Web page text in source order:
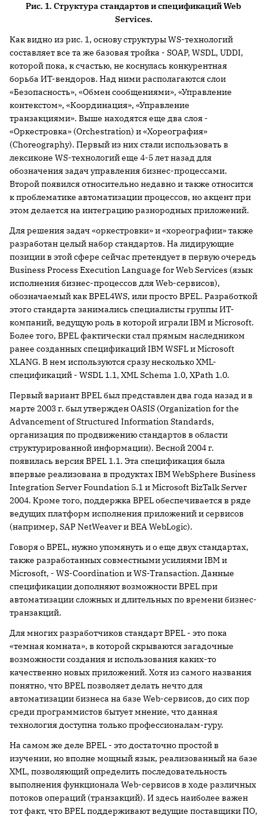
Рис. 1. Структура стандартов и спецификаций Web
Services.
Как видно из рис. 1, основу структуры WS-технологий
составляет все та же базовая тройка - SOAP, WSDL, UDDI,
которой пока, к счастью, не коснулась конкурентная
борьба ИТ-вендоров. Над ними располагаются слои
«Безопасность», «Обмен сообщениями», «Управление
контекстом», «Координация», «Управление
транзакциями». Выше находятся еще два слоя -
«Оркестровка» (Orchestration) и «Хореография»
(Choreography). Первый из них стали использовать в
лексиконе WS-технологий еще 4-5 лет назад для
обозначения задач управления бизнес-процессами.
Второй появился относительно недавно и также относится
к проблематике автоматизации процессов, но акцент при
этом делается на интеграцию разнородных приложений.
Для решения задач «оркестровки» и «хореографии» также
разработан целый набор стандартов. На лидирующие
позиции в этой сфере сейчас претендует в первую очередь
Business Process Execution Language for Web Services (язык
исполнения бизнес-процессов для Web-сервисов),
обозначаемый как BPEL4WS, или просто BPEL. Разработкой
этого стандарта занимались специалисты группы ИТ-
компаний, ведущую роль в которой играли IBM и Microsoft.
Более того, BPEL фактически стал прямым наследником
ранее созданных спецификаций IBM WSFL и Microsoft
XLANG. В нем используются сразу несколько XML-
спецификаций - WSDL 1.1, XML Schema 1.0, XPath 1.0.
Первый вариант BPEL был представлен два года назад и в
марте 2003 г. был утвержден OASIS (Organization for the
Advancement of Structured Information Standards,
организация по продвижению стандартов в области
структурированной информации). Весной 2004 г.
появилась версия BPEL 1.1. Эта спецификация была
впервые реализована в продуктах IBM WebSphere Business
Integration Server Foundation 5.1 и Microsoft BizTalk Server
2004. Кроме того, поддержка BPEL обеспечивается в ряде
ведущих платформ исполнения приложений и сервисов
(например, SAP NetWeaver и BEA WebLogic).
Говоря о BPEL, нужно упомянуть и о еще двух стандартах,
также разработанных совместными усилиями IBM и
Microsoft, - WS-Coordination и WS-Transaction. Данные
спецификации дополняют возможности BPEL при
автоматизации сложных и длительных по времени бизнес-
транзакций.
Для многих разработчиков стандарт BPEL - это пока
«темная комната», в которой скрываются загадочные
возможности создания и использования каких-то
качественно новых приложений. Хотя из самого названия
понятно, что BPEL позволяет делать нечто для
автоматизации бизнеса на базе Web-сервисов, до сих пор
среди программистов бытует мнение, что данная
технология доступна только профессионалам-гуру.
На самом же деле BPEL - это достаточно простой в
изучении, но вполне мощный язык, реализованный на базе
XML, позволяющий определить последовательность
выполнения функционала Web-сервисов в ходе различных
потоков операций (транзакций). И здесь наиболее важен
тот факт, что BPEL поддерживают ведущие поставщики ПО,